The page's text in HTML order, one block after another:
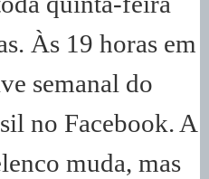
Às 19 horas em
semanal do
no Facebook. A
muda, mas